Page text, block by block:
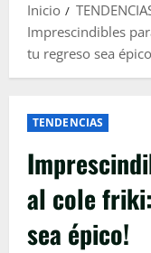
Inicio
Imprescindibles
tu regreso sea
TENDENCIAS
al cole
sea épico!